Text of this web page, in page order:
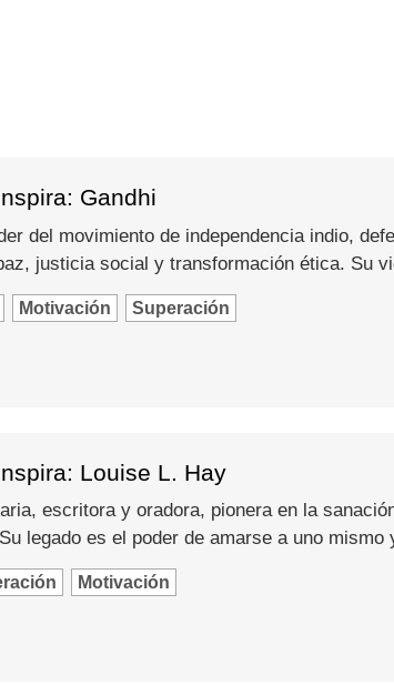
Gandhi
del movimiento de independencia indio,
justicia social y transformación ética. Su
Motivación Superación
Louise L. Hay
escritora y oradora, pionera en la
legado es el poder de amarse a uno
Motivación